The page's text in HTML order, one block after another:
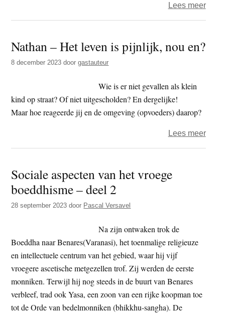
Lees meerover
ego?
Nathan – Het leven is pijnlijk, nou en?
8 december 2023 doorgastauteur
Wie is er niet gevallen als klein
kind op straat? Of niet uitgescholden? En dergelijke!
Maar hoe reageerde jij en de omgeving (opvoeders) daarop?
Lees meerover
Sociale aspecten van het vroege
boeddhisme – deel 2
28 september 2023 door Pascal Versavel
Na zijn ontwaken trok de
Boeddha naar Benares(Varanasi), het toenmalige religieuze
en intellectuele centrum van het gebied, waar hij vijf
vroegere ascetische metgezellen trof. Zij werden de eerste
monniken. Terwijl hij nog steeds in de buurt van Benares
verbleef, trad ook Yasa, een zoon van een rijke koopman toe
tot de Orde van bedelmonniken (bhikkhu-sangha). De